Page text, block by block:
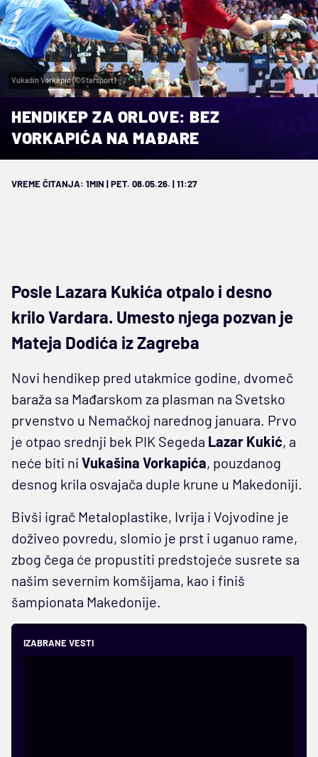
Vukašin Vorkapić (©Starsport)
HENDIKEP ZA ORLOVE: BEZ
VORKAPIĆA NA MAĐARE
VREME ČITANJA: 1MIN | PET. 08.05.26. | 11:27
Posle Lazara Kukića otpalo i desno
krilo Vardara. Umesto njega pozvan je
Mateja Dodića iz Zagreba
Novi hendikep pred utakmice godine, dvomeč
baraža sa Mađarskom za plasman na Svetsko
prvenstvo u Nemačkoj narednog januara. Prvo
je otpao srednji bek PIK Segeda Lazar Kukić, a
neće biti ni Vukašina Vorkapića, pouzdanog
desnog krila osvajača duple krune u Makedoniji.
Bivši igrač Metaloplastike, Ivrija i Vojvodine je
doživeo povredu, slomio je prst i uganuo rame,
zbog čega će propustiti predstojeće susrete sa
našim severnim komšijama, kao i finiš
šampionata Makedonije.
IZABRANE VESTI